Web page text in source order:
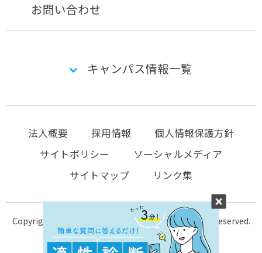
お問い合わせ
キャンパス情報一覧
法人概要 採用情報
個人情報保護方針
サイトポリシー
ソーシャルメディア
サイトマップ
リンク集
Copyright © 2004-2026 KTC-school.com All Rights Reserved.